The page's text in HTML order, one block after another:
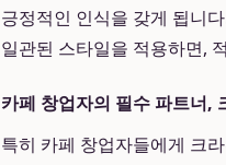
긍정적인 인식을 갖게 됩니
일관된 스타일을 적용하면,
카페 창업자의 필수 파트너,
특히 카페 창업자들에게 크